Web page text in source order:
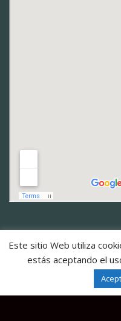
Copyright 2021
Este sitio Web utiliza
estás aceptando el